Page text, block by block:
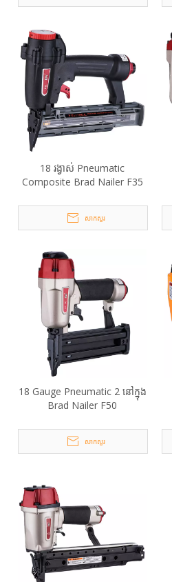
18 រង្វាស់ Pneumatic
Composite Brad Nailer F35
សាកសួរ
18 Gauge Pneumatic 2 នៅក្នុង
Brad Nailer F50
សាកសួរ